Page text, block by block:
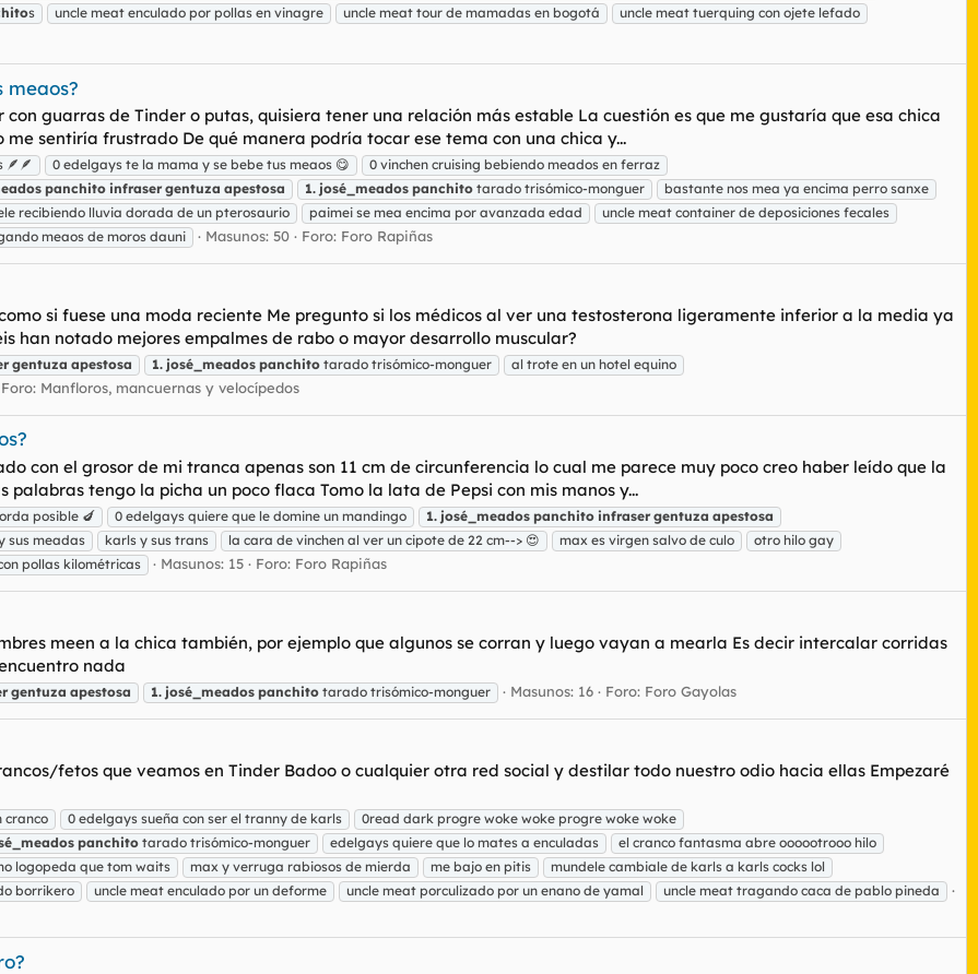
s uncle meat enculado por pollas en vinagre uncle meat tour de mamadas en bogotá
uncle meat tuerquing con ojete lefado
meaos?
guarras de Tinder o putas, quisiera tener una relación más estable La cuestión es que me gustaría que esa chica
sentiría frustrado De qué manera podría tocar ese tema con una chica y...
0 edelgays te la mama y se bebe tus meaos 😋
0 vinchen cruising bebiendo meados en ferraz
panchito infraser gentuza apestosa 1. josé_meados panchito tarado trisómico-monguer
bastante nos mea ya encima perro sanxe
recibiendo lluvia dorada de un pterosaurio paimei se mea encima por avanzada edad
uncle meat container de deposiciones fecales
meaos de moros dauni Masunos: 50 Foro: Foro Rapiñas
si fuese una moda reciente Me pregunto si los médicos al ver una testosterona ligeramente inferior a la media ya
han notado mejores empalmes de rabo o mayor desarrollo muscular?
gentuza apestosa 1. josé_meados panchito tarado trisómico-monguer
al trote en un hotel equino
Foro: Manfloros, mancuernas y velocípedos
con el grosor de mi tranca apenas son 11 cm de circunferencia lo cual me parece muy poco creo haber leído que la
tengo la picha un poco flaca Tomo la lata de Pepsi con mis manos y...
posible 🍆 0 edelgays quiere que le domine un mandingo 1. josé_meados panchito infraser gentuza apestosa
sus meadas karls y sus trans la cara de vinchen al ver un cipote de 22 cm--> 😍 max es virgen salvo de culo
otro hilo gay
pollas kilométricas Masunos: 15 Foro: Foro Rapiñas
meen a la chica también, por ejemplo que algunos se corran y luego vayan a mearla Es decir intercalar corridas
nada
gentuza apestosa 1. josé_meados panchito tarado trisómico-monguer Masunos: 16 Foro: Foro Gayolas
fetos que veamos en Tinder Badoo o cualquier otra red social y destilar todo nuestro odio hacia ellas Empezaré
cranco 0 edelgays sueña con ser el tranny de karls
0read dark progre woke woke progre woke woke
panchito tarado trisómico-monguer edelgays quiere que lo mates a enculadas
el cranco fantasma abre oooootrooo hilo
logopeda que tom waits max y verruga rabiosos de mierda me bajo en pitis
mundele cambiale de karls a karls cocks lol
borrikero uncle meat enculado por un deforme uncle meat porculizado por un enano de yamal uncle meat tragando caca de pablo pineda